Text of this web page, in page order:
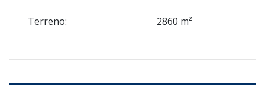
Terreno: 2860 m²